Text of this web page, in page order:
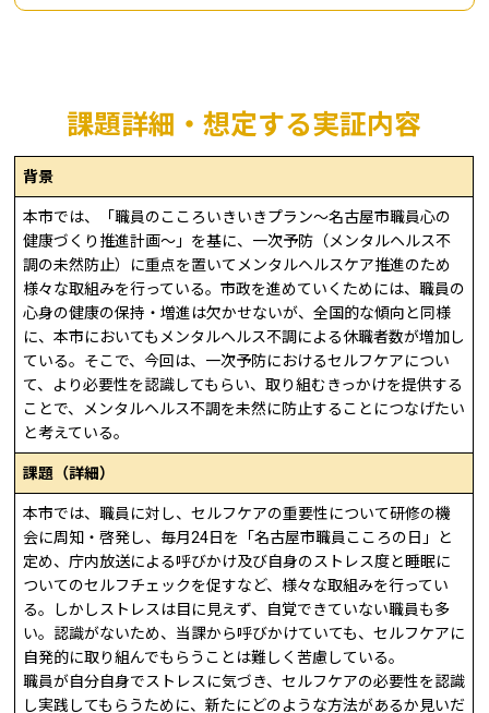
課題詳細・想定する実証内容
背景
本市では、「職員のこころいきいきプラン～名古屋市職員心の
健康づくり推進計画～」を基に、一次予防（メンタルヘルス不
調の未然防止）に重点を置いてメンタルヘルスケア推進のため
様々な取組みを行っている。市政を進めていくためには、職員の
心身の健康の保持・増進は欠かせないが、全国的な傾向と同様
に、本市においてもメンタルヘルス不調による休職者数が増加し
ている。そこで、今回は、一次予防におけるセルフケアについ
て、より必要性を認識してもらい、取り組むきっかけを提供する
ことで、メンタルヘルス不調を未然に防止することにつなげたい
と考えている。
課題（詳細）
本市では、職員に対し、セルフケアの重要性について研修の機
会に周知・啓発し、毎月24日を「名古屋市職員こころの日」と
定め、庁内放送による呼びかけ及び自身のストレス度と睡眠に
ついてのセルフチェックを促すなど、様々な取組みを行ってい
る。しかしストレスは目に見えず、自覚できていない職員も多
い。認識がないため、当課から呼びかけていても、セルフケアに
自発的に取り組んでもらうことは難しく苦慮している。
職員が自分自身でストレスに気づき、セルフケアの必要性を認識
し実践してもらうために、新たにどのような方法があるか見いだ